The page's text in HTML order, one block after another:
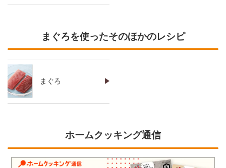
まぐろを使ったそのほかのレシピ
まぐろ
ホームクッキング通信